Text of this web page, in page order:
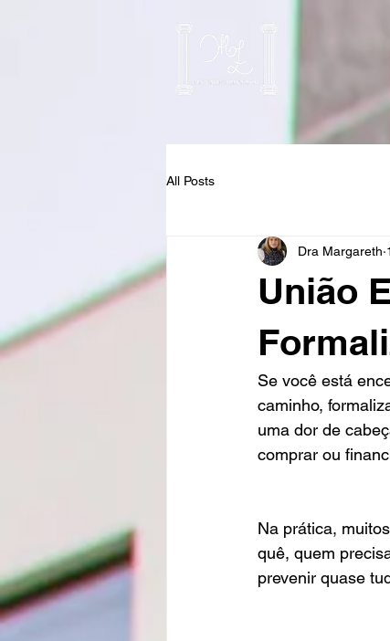
All Posts
União
Dra Margareth
Se você está
caminho,
uma dor de
comprar ou
Na prática,
quê, quem
prevenir quase